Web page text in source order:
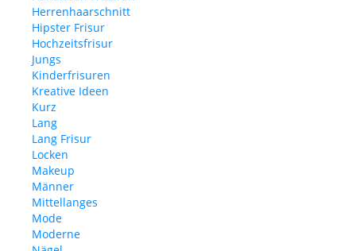
Herrenhaarschnitt
Hipster Frisur
Hochzeitsfrisur
Jungs
Kinderfrisuren
Kreative Ideen
Kurz
Lang
Lang Frisur
Locken
Makeup
Männer
Mittellanges
Mode
Moderne